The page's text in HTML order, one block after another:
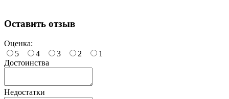
Оставить отзыв
Оценка:
5
4 3 2
1
Достоинства
Недостатки